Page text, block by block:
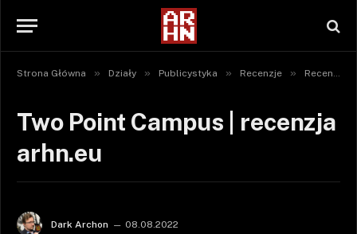
Strona Główna » Działy » Publicystyka » Recenzje » Recenzje gier
Two Point Campus | recenzja
arhn.eu
Dark Archon 08.08.2022